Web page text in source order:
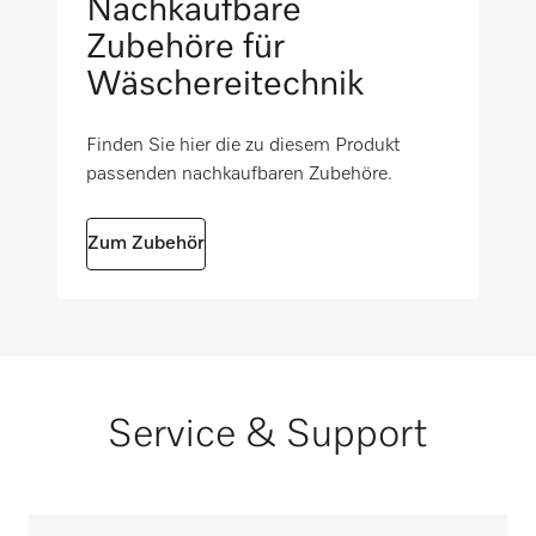
D 600-3000
D 800-1300
D 800-2000
50
Bruttogewicht in kg i
Nachkaufbare
Zubehöre für
Wäschereitechnik
Finden Sie hier die zu diesem Produkt
passenden nachkaufbaren Zubehöre.
Zum Zubehör
Service & Support